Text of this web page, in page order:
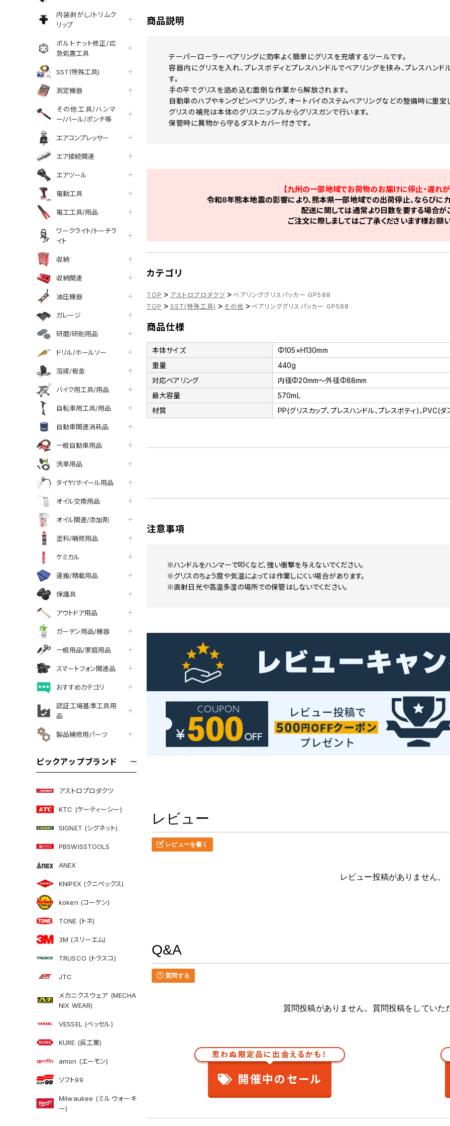
内装剥がし/トリムク
リップ
ボルトナット修正/応
急処置工具
SST(特殊工具)
測定機器
その他工具/ハンマ
ー/バール/ポンチ等
エアコンプレッサー
エア接続関連
エアツール
電動工具
電工工具/用品
ワークライト/トーチラ
イト
収納
収納関連
油圧機器
ガレージ
研磨/研削用品
ドリル/ホールソー
溶接/板金
バイク用工具/用品
自転車用工具/用品
自動車関連消耗品
一般自動車用品
洗車用品
タイヤ/ホイール用品
オイル交換用品
オイル関連/添加剤
塗料/補修用品
ケミカル
運搬/積載用品
保護具
アウトドア用品
ガーデン用品/機器
一般用品/家庭用品
スマートフォン関連品
おすすめカテゴリ
認証工場基準工具用
品
製品補修用パーツ
ピックアップブランド
アストロプロダクツ
KTC (ケーティーシー)
SIGNET (シグネット)
PBSWISSTOOLS
ANEX
KNIPEX (クニペックス)
koken (コーケン)
TONE (トネ)
3M (スリーエム)
TRUSCO (トラスコ)
JTC
メカニクスウェア (MECHA
NIX WEAR)
VESSEL (ベッセル)
KURE (呉工業)
amon (エーモン)
ソフト99
Milwaukee (ミルウォーキ
ー)
商品説明
テーパーローラーベアリングに効率よく簡単にグリスを充填するツールです。
容器内にグリスを入れ、プレスボディとプレスハンドルでベアリングを挟み、プレスハン
す。
手の平でグリスを詰め込む面倒な作業から解放されます。
自動車のハブやキングピンベアリング、オートバイのステムベアリングなどの整備時に重宝
グリスの補充は本体のグリスニップルからグリスガンで行います。
保管時に異物から守るダストカバー付きです。
【九州の一部地域でお荷物のお届けに停止・遅れが
令和8年熊本地震の影響により、熊本県一部地域での出荷停止、ならびに
配送に関しては通常より日数を要する場合が
ご注文に際しましてはご了承くださいます様お願
カテゴリ
TOP > アストロプロダクツ > ベアリンググリスパッカー GP588
TOP > SST(特殊工具) > その他 > ベアリンググリスパッカー GP588
商品仕様
本体サイズ
Φ105×H130mm
重量
440g
対応ベアリング
内径Φ20mm～外径Φ88mm
最大容量
570mL
材質
PP(グリスカップ、プレスハンドル、プレスボティ)、PVC(
注意事項
※ハンドルをハンマーで叩くなど、強い衝撃を与えないでください。
※グリスのちょう度や気温によっては作業しにくい場合があります。
※直射日光や高温多湿の場所での保管はしないでください。
レビュー
レビューを書く
レビュー投稿がありません。
Q&A
質問する
質問投稿がありません。質問投稿をしていた
思わぬ限定品に出会えるかも！
開催中のセール